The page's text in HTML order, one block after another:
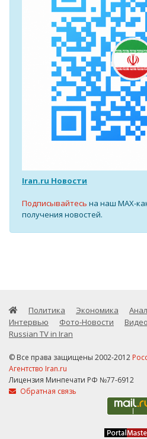
Iran.ru Новости
Подписывайтесь на наш MAX-
получения новостей.
Политика Экономика
Интервью
Фото-Новости
Russian TV in Iran
© Все права защищены 2002-2012
Агентство Iran.ru
Лицензия Минпечати РФ №77-6912
Обратная связь